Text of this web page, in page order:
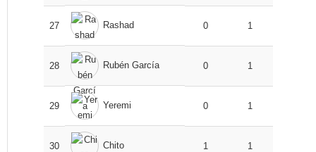
27 Rashad 0 1
28 Rubén García 0 1
29 Yeremi 0 1
30 Chito 1 1